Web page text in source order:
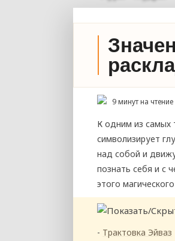
9 минут на чтение
К одним из самых
символизирует
над собой и
познать себя и с
этого
Трактовка Эйваз